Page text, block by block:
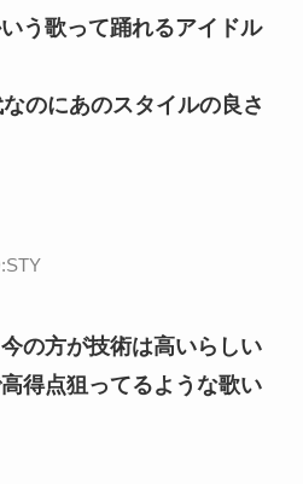
う歌って踊れるアイドル
のにあのスタイルの良さ
の方が技術は高いらしい
得点狙ってるような歌い